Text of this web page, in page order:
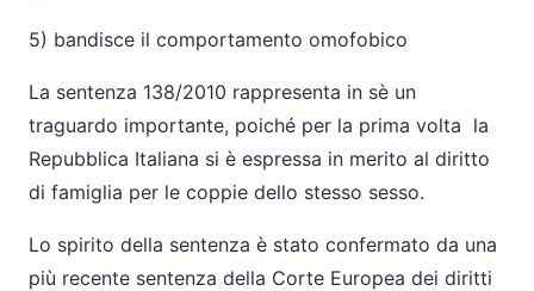
5) bandisce il comportamento omofobico
La sentenza 138/2010 rappresenta in sè un
traguardo importante, poiché per la prima volta la
Repubblica Italiana si è espressa in merito al diritto
di famiglia per le coppie dello stesso sesso.
Lo spirito della sentenza è stato confermato da una
più recente sentenza della Corte Europea dei diritti